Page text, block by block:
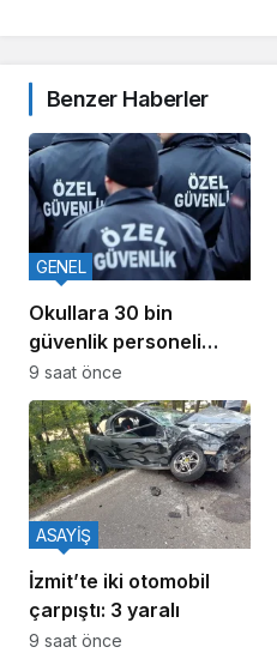
Benzer Haberler
Okullara 30 bin
güvenlik personeli
alınacak
GENEL
9 saat önce
İzmit’te iki otomobil
çarpıştı: 3 yaralı
ASAYİŞ
9 saat önce